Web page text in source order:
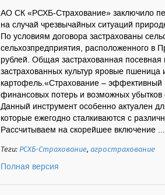
АО СК «РСХБ-Страхование» заключило
на случай чрезвычайных ситуаций
По условиям договора застрахованы
сельхозпредприятия, расположенного в
рублей. Общая застрахованная
застрахованных культур яровые пшеница
картофель.«Страхование – эффективный
финансовых потерь и возможных убытков
Данный инструмент особенно актуален
которые ежегодно сталкиваются с
Рассчитываем на скорейшее включение ...
Теги:РСХБ-Страхование,агрострахование
Полная версия